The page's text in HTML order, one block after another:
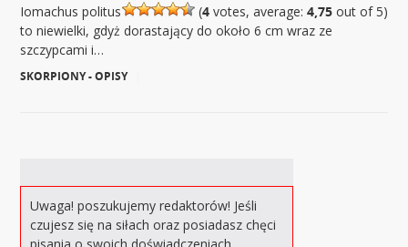
(4votes, average: 4,75out of 5)
Iomachus politus
to niewielki, gdyż dorastający do około 6 cm wraz ze
szczypcami i…
SKORPIONY - OPISY
Uwaga! poszukujemy redaktorów! Jeśli
czujesz się na siłach oraz posiadasz chęci
pisania o swoich doświadczeniach